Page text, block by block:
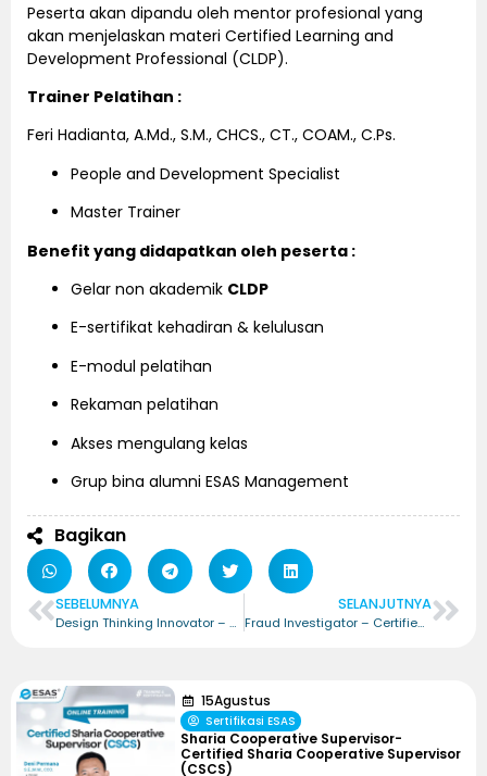
Peserta akan dipandu oleh mentor profesional yang
akan menjelaskan materi Certified Learning and
Development Professional (CLDP).
Trainer Pelatihan :
Feri Hadianta, A.Md., S.M., CHCS., CT., COAM., C.Ps.
People and Development Specialist
Master Trainer
Benefit yang didapatkan oleh peserta :
Gelar non akademik CLDP
E-sertifikat kehadiran & kelulusan
E-modul pelatihan
Rekaman pelatihan
Akses mengulang kelas
Grup bina alumni ESAS Management
Bagikan
SEBELUMNYA
Design Thinking Innovator – Certified Design Thinking Innovator (CDTI)
SELANJUTNYA
Fraud Investigator – Certified Professional Fraud Investigator (CPFI)
15Agustus
Sertifikasi ESAS
Sharia Cooperative Supervisor-
Certified Sharia Cooperative Supervisor
(CSCS)